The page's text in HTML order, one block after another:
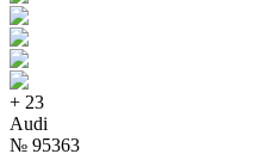
+ 23
Audi
№ 95363